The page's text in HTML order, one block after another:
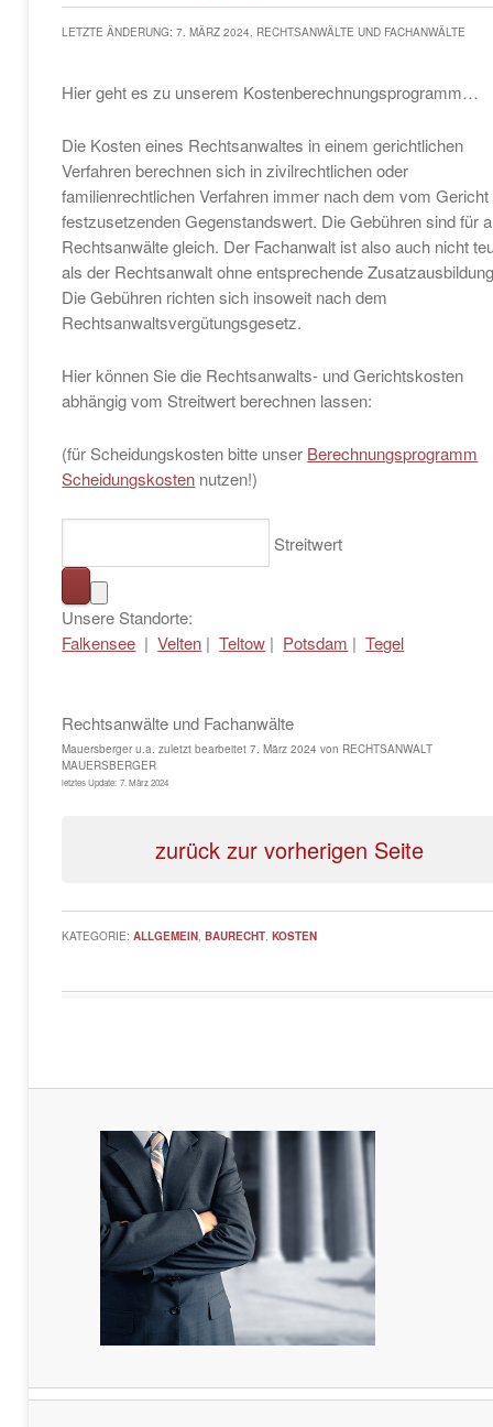
LETZTE ÄNDERUNG: 7. MÄRZ 2024, RECHTSANWÄLTE UND FACHANWÄLTE
Hier geht es zu unserem Kostenberechnungsprogramm…
Die Kosten eines Rechtsanwaltes in einem gerichtlichen
Verfahren berechnen sich in zivilrechtlichen oder
familienrechtlichen Verfahren immer nach dem vom Gericht
festzusetzenden Gegenstandswert. Die Gebühren sind für
Rechtsanwälte gleich. Der Fachanwalt ist also auch nicht
als der Rechtsanwalt ohne entsprechende
Die Gebühren richten sich insoweit nach dem
Rechtsanwaltsvergütungsgesetz.
Hier können Sie die Rechtsanwalts- und Gerichtskosten
abhängig vom Streitwert berechnen lassen:
(für Scheidungskosten bitte unser Berechnungsprogramm
Scheidungskosten nutzen!)
Streitwert
Unsere Standorte:
Falkensee |Velten |Teltow | Potsdam |Tegel
Rechtsanwälte und Fachanwälte
Mauersberger u.a. zuletzt bearbeitet7. März 2024 von RECHTSANWALT
MAUERSBERGER
letztes Update: 7. März 2024
zurück zur vorherigen Seite
KATEGORIE:ALLGEMEIN,BAURECHT,KOSTEN